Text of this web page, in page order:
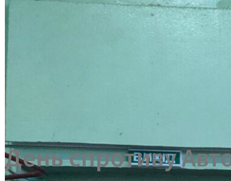
День спротиву